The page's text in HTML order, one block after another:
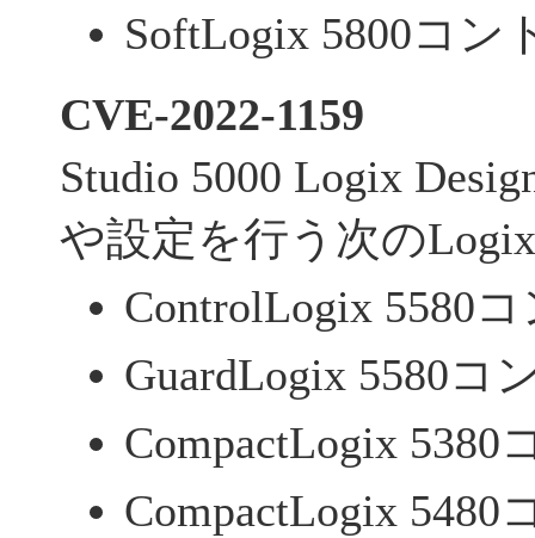
SoftLogix 5800コン
CVE-2022-1159
Studio 5000 Logix
や設定を行う次の
ControlLogix 5580
GuardLogix 5580コ
CompactLogix 5380
CompactLogix 5480